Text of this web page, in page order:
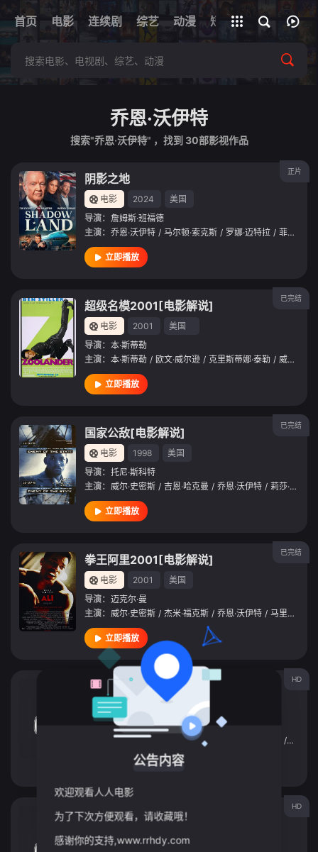
首页 电影 连续剧 综艺 动漫 短剧 网址
全部影片
乔恩·沃伊特
搜索"乔恩·沃伊特" ，找到 30部影视作品
正片
阴影之地
电影 2024
美国
导演： 詹姆斯·班福德
主演： 乔恩·沃伊特 / 马尔顿·索克斯 / 罗娜·迈特拉 / 菲利普·文切斯特
立即播放
已完结
超级名模2001[电影解说]
电影 2001
美国
导演： 本·斯蒂勒
主演： 本·斯蒂勒 / 欧文·威尔逊 / 克里斯蒂娜·泰勒 / 威尔·法瑞尔
立即播放
已完结
国家公敌[电影解说]
电影 1998
美国
导演： 托尼·斯科特
主演： 威尔·史密斯 / 吉恩·哈克曼 / 乔恩·沃伊特 / 莉莎·博内特
立即播放
已完结
拳王阿里2001[电影解说]
电影 2001
美国
导演： 迈克尔·曼
主演： 威尔·史密斯 / 杰米·福克斯 / 乔恩·沃伊特 / 马里奥·范·皮布尔斯
立即播放
HD
危险游戏2022
电影
肖恩·麦克纳马拉
乔纳森·莱斯·梅耶斯 / 威尔·萨索 / 劳拉·
立即播放
HD
清道夫：布局
电影 2022
公告内容
欢迎观看人人电影
为了下次方便观看，请收藏哦！
感谢你的支持,www.rrhdy.com